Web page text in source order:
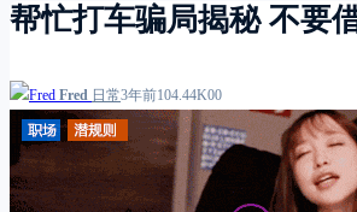
帮忙打车骗局揭秘 不要
Fred 日常3年前104.44K00